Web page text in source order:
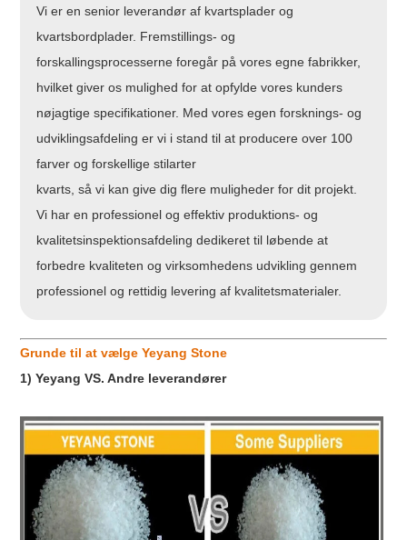
Vi er en senior leverandør af kvartsplader og
kvartsbordplader. Fremstillings- og
forskallingsprocesserne foregår på vores egne fabrikker,
hvilket giver os mulighed for at opfylde vores kunders
nøjagtige specifikationer. Med vores egen forsknings- og
udviklingsafdeling er vi i stand til at producere over 100
farver og forskellige stilarter
kvarts, så vi kan give dig flere muligheder for dit projekt.
Vi har en professionel og effektiv produktions- og
kvalitetsinspektionsafdeling dedikeret til løbende at
forbedre kvaliteten og virksomhedens udvikling gennem
professionel og rettidig levering af kvalitetsmaterialer.
Grunde til at vælge Yeyang Stone
1) Yeyang VS. Andre leverandører